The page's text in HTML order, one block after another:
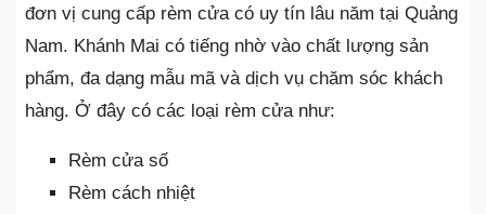
đơn vị cung cấp rèm cửa có uy tín lâu năm tại Quảng
Nam. Khánh Mai có tiếng nhờ vào chất lượng sản
phẩm, đa dạng mẫu mã và dịch vụ chăm sóc khách
hàng. Ở đây có các loại rèm cửa như:
Rèm cửa số
Rèm cách nhiệt